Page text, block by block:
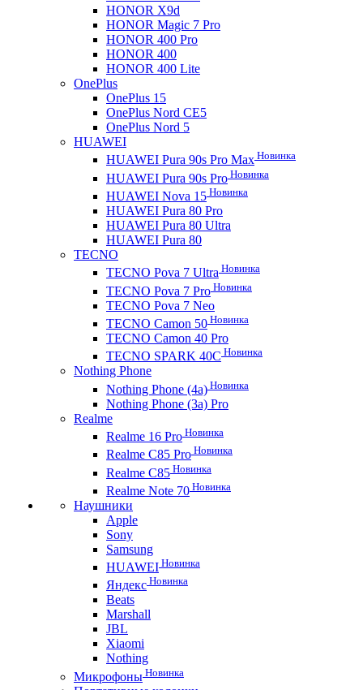
HONOR X9d
HONOR Magic 7 Pro
HONOR 400 Pro
HONOR 400
HONOR 400 Lite
OnePlus
OnePlus 15
OnePlus Nord CE5
OnePlus Nord 5
HUAWEI
HUAWEI Pura 90s Pro Max Новинка
HUAWEI Pura 90s Pro Новинка
HUAWEI Nova 15 Новинка
HUAWEI Pura 80 Pro
HUAWEI Pura 80 Ultra
HUAWEI Pura 80
TECNO
TECNO Pova 7 Ultra Новинка
TECNO Pova 7 Pro Новинка
TECNO Pova 7 Neo
TECNO Camon 50 Новинка
TECNO Camon 40 Pro
TECNO SPARK 40C Новинка
Nothing Phone
Nothing Phone (4a) Новинка
Nothing Phone (3a) Pro
Realme
Realme 16 Pro Новинка
Realme C85 Pro Новинка
Realme C85 Новинка
Realme Note 70 Новинка
Наушники
Apple
Sony
Samsung
HUAWEI Новинка
Яндекс Новинка
Beats
Marshall
JBL
Xiaomi
Nothing
Микрофоны Новинка